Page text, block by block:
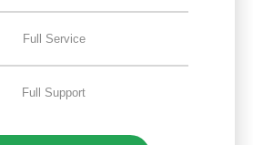
Full Service
Full Support